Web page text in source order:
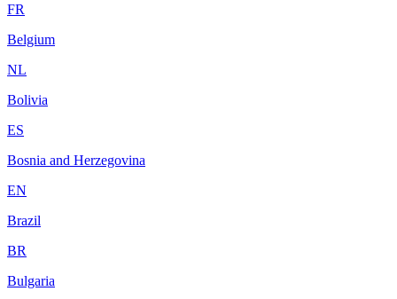
FR
Belgium
NL
Bolivia
ES
Bosnia and Herzegovina
EN
Brazil
BR
Bulgaria